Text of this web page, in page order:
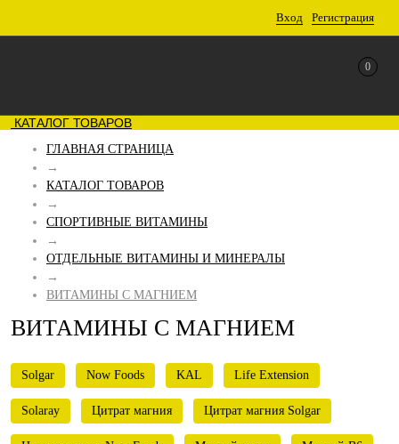
Вход Регистрация
0
КАТАЛОГ ТОВАРОВ
ГЛАВНАЯ СТРАНИЦА
→
КАТАЛОГ ТОВАРОВ
→
СПОРТИВНЫЕ ВИТАМИНЫ
→
ОТДЕЛЬНЫЕ ВИТАМИНЫ И МИНЕРАЛЫ
→
ВИТАМИНЫ С МАГНИЕМ
ВИТАМИНЫ С МАГНИЕМ
Solgar Now Foods KAL Life Extension
Solaray Цитрат магния Цитрат магния Solgar